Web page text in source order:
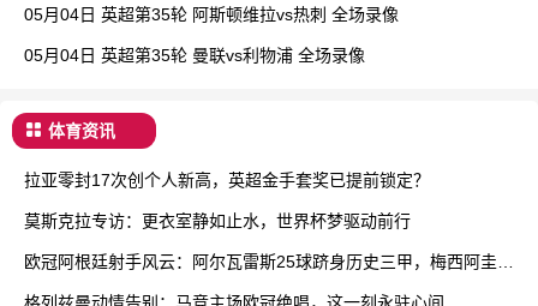
05月04日 英超第35轮 阿斯顿维拉vs热刺 全场录像
05月04日 英超第35轮 曼联vs利物浦 全场录像
体育资讯
拉亚零封17次创个人新高，英超金手套奖已提前锁定？
莫斯克拉专访：更衣室静如止水，世界杯梦驱动前行
欧冠阿根廷射手风云：阿尔瓦雷斯25球跻身历史三甲，梅西阿圭罗